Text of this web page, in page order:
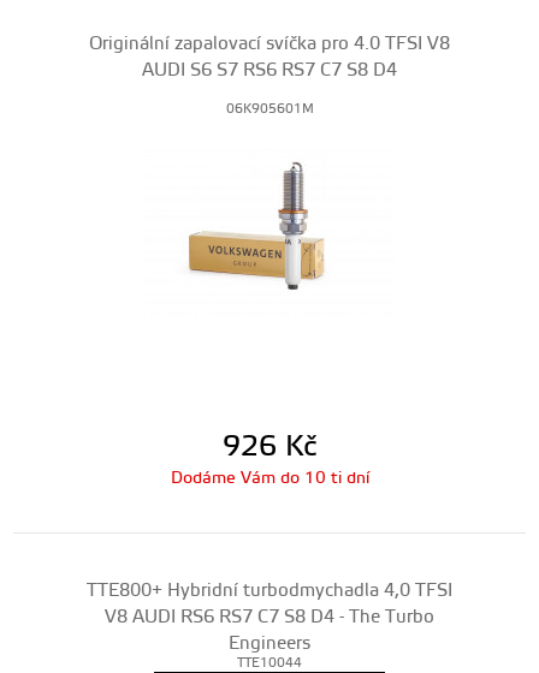
Originální zapalovací svíčka pro 4.0 TFSI V8
AUDI S6 S7 RS6 RS7 C7 S8 D4
06K905601M
926 Kč
Dodáme Vám do 10 ti dní
TTE800+ Hybridní turbodmychadla 4,0 TFSI
V8 AUDI RS6 RS7 C7 S8 D4 - The Turbo
Engineers
TTE10044